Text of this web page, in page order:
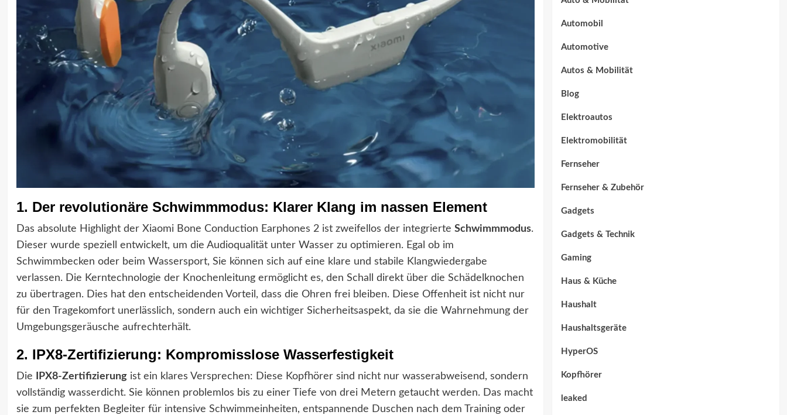
1. Der revolutionäre Schwimmmodus: Klarer Klang im nassen Element
Das absolute Highlight der Xiaomi Bone Conduction Earphones 2 ist zweifellos der integrierte Schwimmmodus.
Dieser wurde speziell entwickelt, um die Audioqualität unter Wasser zu optimieren. Egal ob im
Schwimmbecken oder beim Wassersport, Sie können sich auf eine klare und stabile Klangwiedergabe
verlassen. Die Kerntechnologie der Knochenleitung ermöglicht es, den Schall direkt über die Schädelknochen
zu übertragen. Dies hat den entscheidenden Vorteil, dass die Ohren frei bleiben. Diese Offenheit ist nicht nur
für den Tragekomfort unerlässlich, sondern auch ein wichtiger Sicherheitsaspekt, da sie die Wahrnehmung der
Umgebungsgeräusche aufrechterhält.
2. IPX8-Zertifizierung: Kompromisslose Wasserfestigkeit
Die IPX8-Zertifizierungist ein klares Versprechen: Diese Kopfhörer sind nicht nur wasserabweisend, sondern
vollständig wasserdicht. Sie können problemlos bis zu einer Tiefe von drei Metern getaucht werden. Das macht
sie zum perfekten Begleiter für intensive Schwimmeinheiten, entspannende Duschen nach dem Training oder
Automobil
Automotive
Autos & Mobilität
Blog
Elektroautos
Elektromobilität
Fernseher
Fernseher & Zubehör
Gadgets
Gadgets & Technik
Gaming
Haus & Küche
Haushalt
Haushaltsgeräte
HyperOS
Kopfhörer
leaked